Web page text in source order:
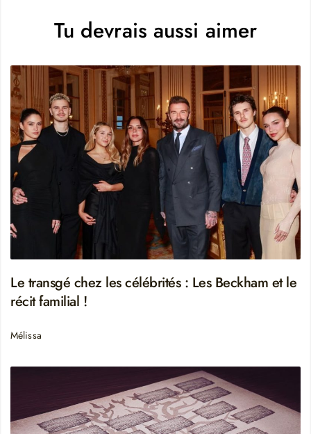
Tu devrais aussi aimer
Le transgé chez les célébrités : Les Beckham et le
récit familial !
Mélissa